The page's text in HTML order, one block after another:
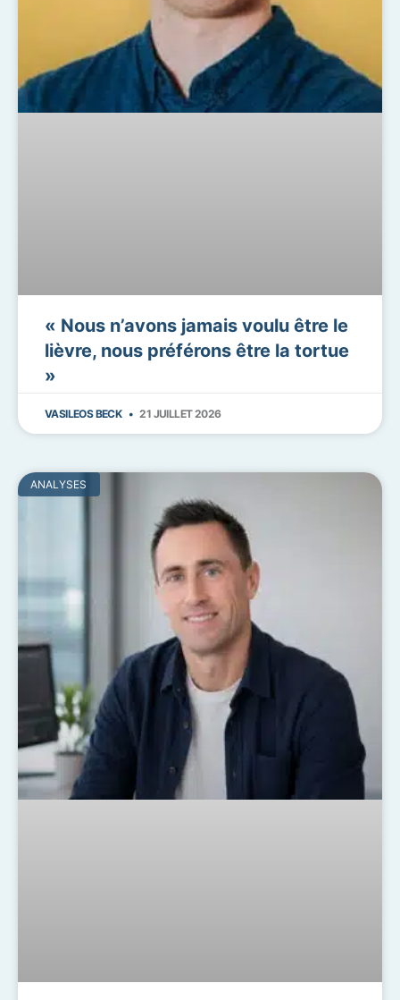
« Nous n’avons jamais voulu être le
lièvre, nous préférons être la tortue
»
VASILEOS BECK 21 JUILLET 2026
ANALYSES